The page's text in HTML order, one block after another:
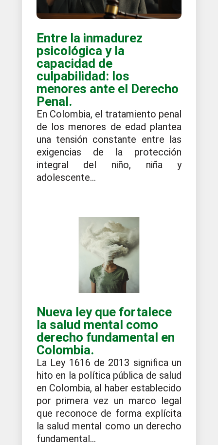
Entre la inmadurez
psicológica y la
capacidad de
culpabilidad: los
menores ante el Derecho
Penal.
En Colombia, el tratamiento penal
de los menores de edad plantea
una tensión constante entre las
exigencias de la protección
integral del niño, niña y
adolescente...
Nueva ley que fortalece
la salud mental como
derecho fundamental en
Colombia.
La Ley 1616 de 2013 significa un
hito en la política pública de salud
en Colombia, al haber establecido
por primera vez un marco legal
que reconoce de forma explícita
la salud mental como un derecho
fundamental...